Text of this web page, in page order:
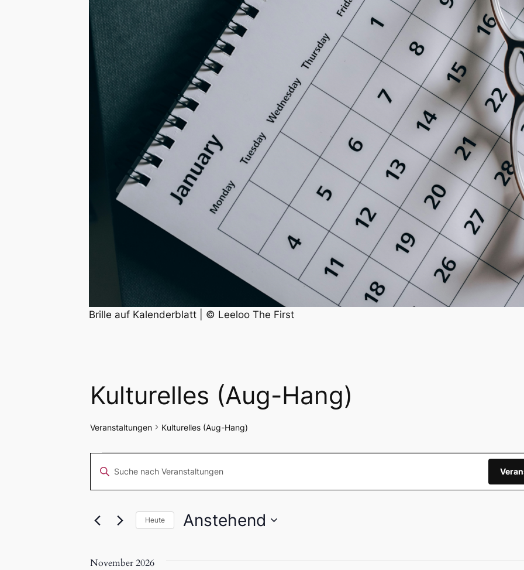
Brille auf Kalenderblatt | © Leeloo The First
Kulturelles (Aug-Hang)
Veranstaltungen Kulturelles (Aug-Hang)
Veranstaltungen
Veranstaltungen
Suche
und
Ansichten,
Bitte
Suche
nach
Schlüsselwort.
Heute Anstehend
November 2026